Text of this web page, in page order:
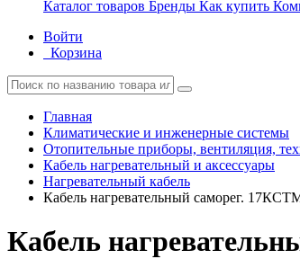
Каталог товаров Бренды Как купить
Войти
Корзина
Главная
Климатические и инженерные системы
Отопительные приборы, вентиляция,
Кабель нагревательный и аксессуары
Нагревательный кабель
Кабель нагревательный саморег.
Кабель